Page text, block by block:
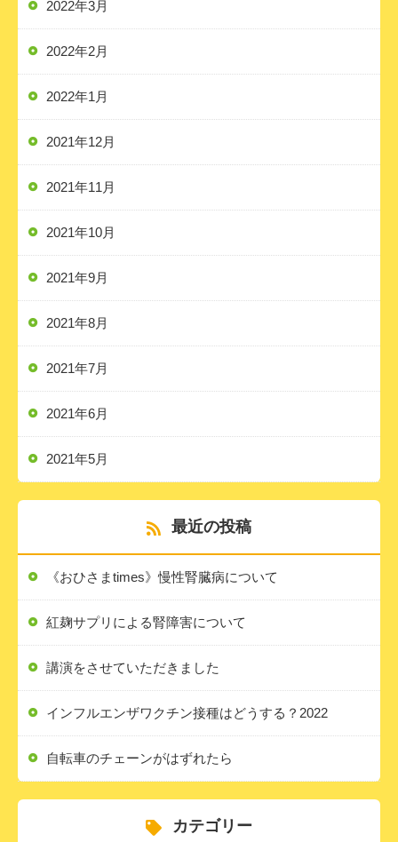
カテゴリー
最近の投稿
《おひさまtimes》慢性腎臓病について
紅麹サプリによる腎障害について
講演をさせていただきました
インフルエンザワクチン接種はどうする？2022
自転車のチェーンがはずれたら
2022年3月
2022年2月
2022年1月
2021年12月
2021年11月
2021年10月
2021年9月
2021年8月
2021年7月
2021年6月
2021年5月